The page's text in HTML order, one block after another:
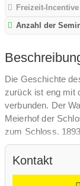
Freizeit-Incentive
Anzahl der
Die Geschichte
zurück ist eng mit
verbunden. Der
Meierhof der
zum Schloss.
Salandra
über und
Kontakt